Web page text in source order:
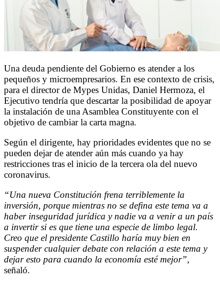
Una deuda pendiente del Gobierno es atender a los
pequeños y microempresarios. En ese contexto de crisis,
para el director de Mypes Unidas, Daniel Hermoza, el
Ejecutivo tendría que descartar la posibilidad de apoyar
la instalación de una Asamblea Constituyente con el
objetivo de cambiar la carta magna.
Según el dirigente, hay prioridades evidentes que no se
pueden dejar de atender aún más cuando ya hay
restricciones tras el inicio de la tercera ola del nuevo
coronavirus.
“Una nueva Constitución frena terriblemente la
inversión, porque mientras no se defina este tema va a
haber inseguridad jurídica y nadie va a venir a un país
a invertir si es que tiene una especie de limbo legal.
Creo que el presidente Castillo haría muy bien en
suspender cualquier debate con relación a este tema y
dejar esto para cuando la economía esté mejor”,
señaló.